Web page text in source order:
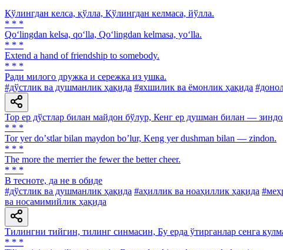
Қўлингдан келса, қўлла, Қўлингдан келмаса, йўлла.
* * *
Qo‘lingdan kelsa, qo‘lla, Qo‘lingdan kelmasa, yo‘lla.
* * *
Extend a hand of friendship to somebody.
* * *
Ради милого дружка и сережка из ушка.
#дўстлик ва душманлик ҳақида #яхшилик ва ёмонлик ҳақида
Тор ер дўстлар билан майдон бўлур, Кенг ер душман билан —
* * *
Tor yer doʼstlar bilan maydon boʼlur, Keng yer dushman bilan — zindon.
* * *
The more the merrier the fewer the better cheer.
* * *
В тесноте, да не в обиде
#дўстлик ва душманлик ҳақида #аҳиллик ва ноаҳиллик ҳақида
ва носамимийлик ҳақида
Тилингни тийгин, тилинг синмасин, Бу ерда ўтирганлар сенга
* * *